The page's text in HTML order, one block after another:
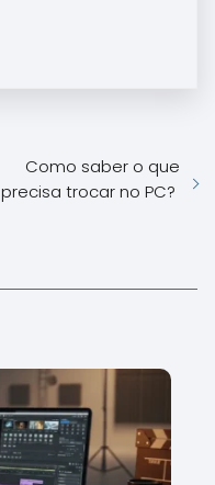
Como saber o que
precisa trocar no PC?